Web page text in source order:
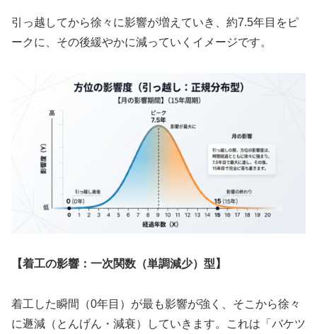
引っ越してから徐々に影響が増えていき、約7.5年目をピ
ークに、その後緩やかに減っていくイメージです。
【着工の影響：一次関数（単調減少）型】
着工した瞬間（0年目）が最も影響が強く、そこから徐々
に遯減（とんげん・減衰）していきます。これは「バケツ